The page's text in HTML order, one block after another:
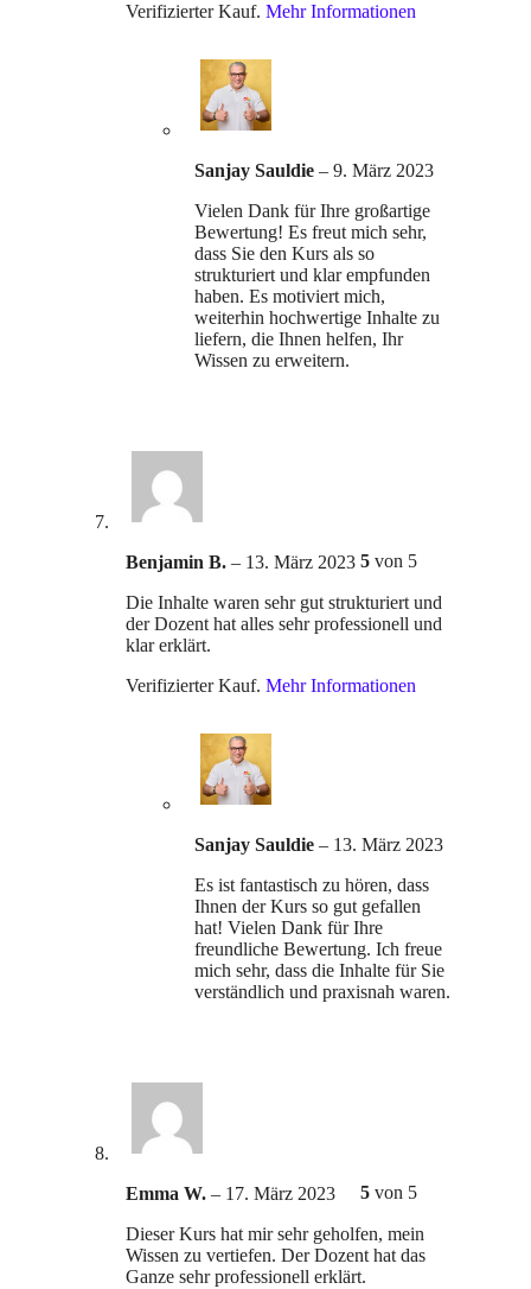
Verifizierter Kauf. Mehr Informationen
Sanjay Sauldie – 9. März 2023
Vielen Dank für Ihre großartige
Bewertung! Es freut mich sehr,
dass Sie den Kurs als so
strukturiert und klar empfunden
haben. Es motiviert mich,
weiterhin hochwertige Inhalte zu
liefern, die Ihnen helfen, Ihr
Wissen zu erweitern.
5von 5
Benjamin B. – 13. März 2023
Die Inhalte waren sehr gut strukturiert und
der Dozent hat alles sehr professionell und
klar erklärt.
Verifizierter Kauf. Mehr Informationen
Sanjay Sauldie – 13. März 2023
Es ist fantastisch zu hören, dass
Ihnen der Kurs so gut gefallen
hat! Vielen Dank für Ihre
freundliche Bewertung. Ich freue
mich sehr, dass die Inhalte für Sie
verständlich und praxisnah waren.
5von 5
Emma W. – 17. März 2023
Dieser Kurs hat mir sehr geholfen, mein
Wissen zu vertiefen. Der Dozent hat das
Ganze sehr professionell erklärt.